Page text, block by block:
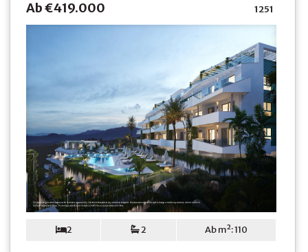
Ab €419.000 1251
2 2 Ab m²: 110